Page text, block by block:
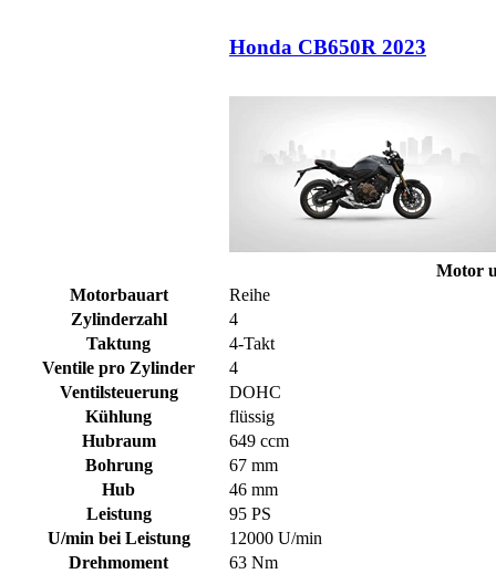
Honda CB650R 2023
Motor
Motorbauart
Reihe
Zylinderzahl
4
Taktung
4-Takt
Ventile pro Zylinder
4
Ventilsteuerung
DOHC
Kühlung
flüssig
Hubraum
649 ccm
Bohrung
67 mm
Hub
46 mm
Leistung
95 PS
U/min bei Leistung
12000 U/min
Drehmoment
63 Nm